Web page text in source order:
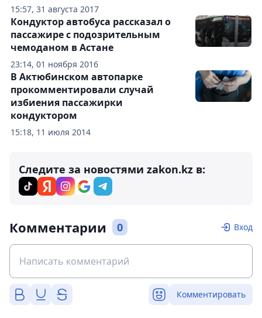
15:57, 31 августа 2017
23:14, 01 ноября 2016
Кондуктор автобуса рассказал о
пассажире с подозрительным
чемоданом в Астане
15:18, 11 июля 2014
В Актюбинском автопарке
прокомментировали случай
избиения пассажирки
кондуктором
Следите за новостями zakon.kz в:
Комментарии 0 Вход
Комментировать